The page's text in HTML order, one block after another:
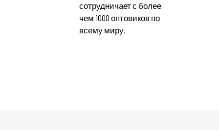
сотрудничает с более
чем 1000 оптовиков по
всему миру.